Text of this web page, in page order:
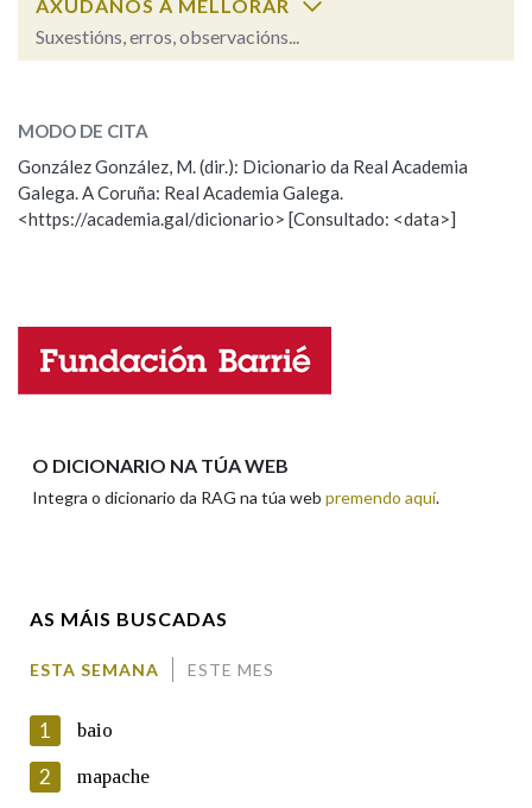
Na fraseoloxía
OUTRAS OPCIÓNS DE BUSCA
Marcas gramaticais
AXÚDANOS A MELLORAR
Suxestións, erros, observacións...
ESCOLLE UNHA OPCIÓN:
Observación Hai un erro na palabra
Propoño mellorar a definición
Nome
MODO DE CITA
González González, M. (dir.): Dicionario da Real Academia
Galega. A Coruña: Real Academia Galega.
<https://academia.gal/dicionario> [Consultado: <data>]
O DICIONARIO NA TÚA WEB
Integra o dicionario da RAG na túa web premendo aquí.
AS MÁIS BUSCADAS
ESTA SEMANA ESTE MES
1 baio
2 mapache